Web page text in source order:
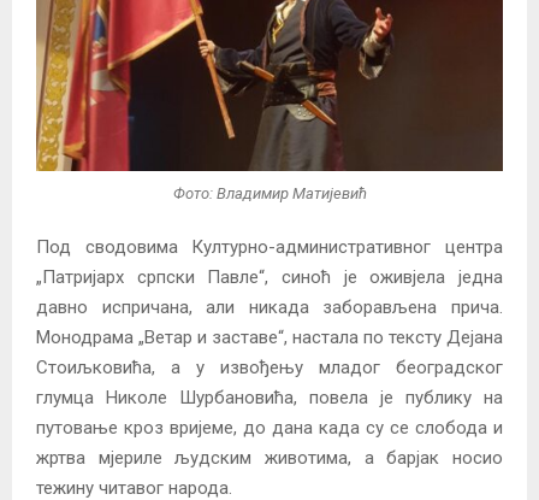
Фото: Владимир Матијевић
Под сводовима Културно-административног центра
„Патријарх српски Павле“, синоћ је оживјела једна
давно испричана, али никада заборављена прича.
Монодрама „Ветар и заставе“, настала по тексту Дејана
Стоиљковића, а у извођењу младог београдског
глумца Николе Шурбановића, повела је публику на
путовање кроз вријеме, до дана када су се слобода и
жртва мјериле људским животима, а барјак носио
тежину читавог народа.